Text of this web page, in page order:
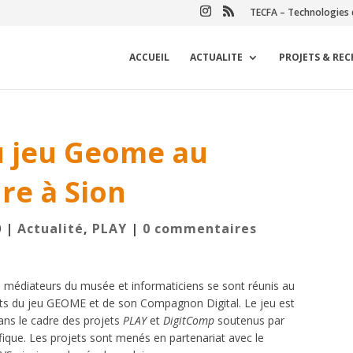
TECFA –
ACCUEIL ACTUALITE PROJETS &
Geome au
à Sion
|Actualité, PLAY | 0 commentaires
du musée et informaticiens se sont réunis au
du jeu GEOME et de son Compagnon Digital. Le jeu est
le cadre des projetsPLAYetDigitComp soutenus par
Les projets sont menés en partenariat avec le